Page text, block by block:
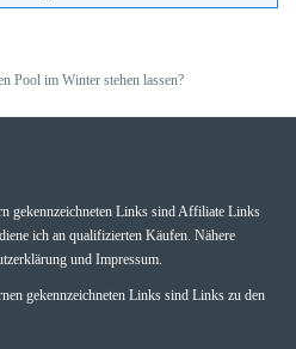
Pool im Winter stehen lassen?
gekennzeichneten Links sind Affiliate Links
ich an qualifizierten Käufen. Nähere
und Impressum.
gekennzeichneten Links sind Links zu den